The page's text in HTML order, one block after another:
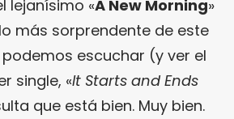
lejanísimo «A New Morning»
más sorprendente de este
escuchar (y ver el
single, «It Starts and Ends
que está bien. Muy bien.